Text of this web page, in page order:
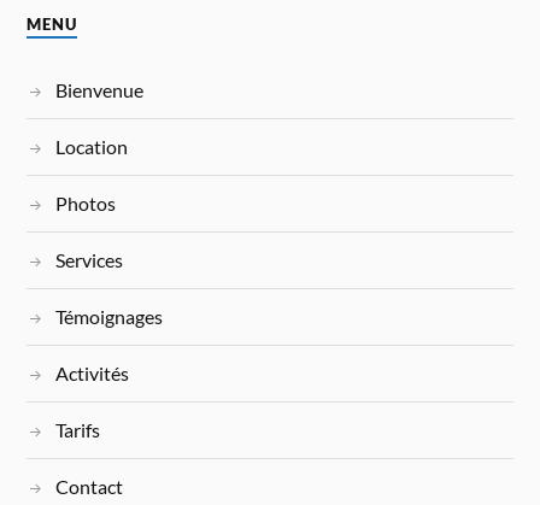
MENU
Bienvenue
Location
Photos
Services
Témoignages
Activités
Tarifs
Contact